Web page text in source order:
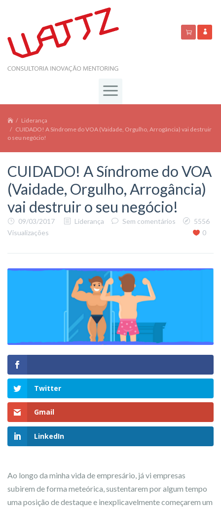
Liderança
CUIDADO! A Síndrome do VOA (Vaidade, Orgulho, Arrogância) vai destruir
o seu negócio!
CUIDADO! A Síndrome do VOA
(Vaidade, Orgulho, Arrogância)
vai destruir o seu negócio!
09/03/2017 Liderança Sem comentários
5556
Visualizações
0
Twitter
Gmail
LinkedIn
Ao longo da minha vida de empresário, já vi empresas
subirem de forma meteórica, sustentarem por algum tempo
uma posição de destaque e inexplicavelmente começarem um